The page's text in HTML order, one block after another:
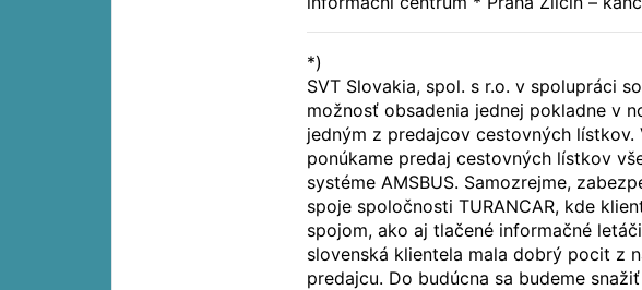
*)
SVT Slovakia, spol. s r.o. v spolupráci
možnosť obsadenia jednej pokladne v
jedným z predajcov cestovných lístkov.
ponúkame predaj cestovných lístkov
systéme AMSBUS. Samozrejme,
spoje spoločnosti TURANCAR, kde
spojom, ako aj tlačené informačné
slovenská klientela mala dobrý pocit z
predajcu. Do budúcna sa budeme